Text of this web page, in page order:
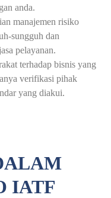
anda.
manajemen risiko
sungguh dan
pelayanan.
terhadap bisnis yang
verifikasi pihak
yang diakui.
IATF